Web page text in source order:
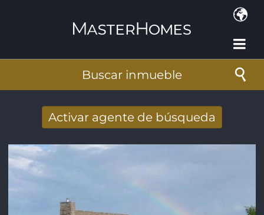
Buscar inmueble
Activar agente de búsqueda
por e-mail